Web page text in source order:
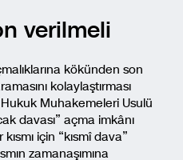
verilmeli
kökünden son
kolaylaştırması
Muhakemeleri Usulü
davası” açma imkânı
için “kısmî dava”
zamanaşımına